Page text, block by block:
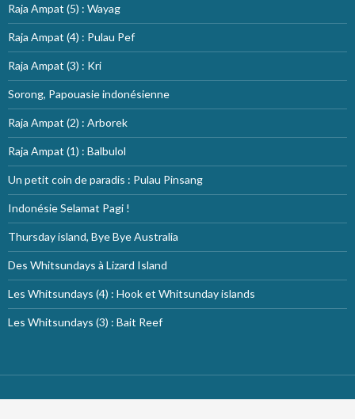
Raja Ampat (5) : Wayag
Raja Ampat (4) : Pulau Pef
Raja Ampat (3) : Kri
Sorong, Papouasie indonésienne
Raja Ampat (2) : Arborek
Raja Ampat (1) : Balbulol
Un petit coin de paradis : Pulau Pinsang
Indonésie Selamat Pagi !
Thursday island, Bye Bye Australia
Des Whitsundays à Lizard Island
Les Whitsundays (4) : Hook et Whitsunday islands
Les Whitsundays (3) : Bait Reef